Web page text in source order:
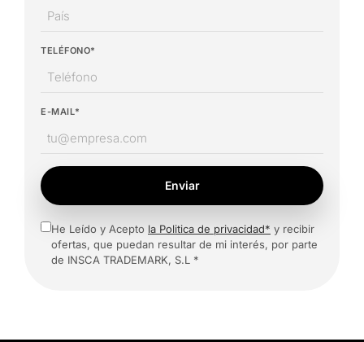
TELÉFONO*
E-MAIL*
Enviar
He Leído y Acepto la Politica de privacidad* y recibir
ofertas, que puedan resultar de mi interés, por parte
de INSCA TRADEMARK, S.L *